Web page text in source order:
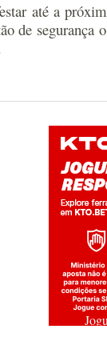
até a
de